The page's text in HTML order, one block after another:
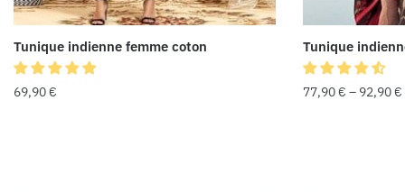
Tunique indienne femme coton
69,90€
Tunique
77,90€ – 92,90€